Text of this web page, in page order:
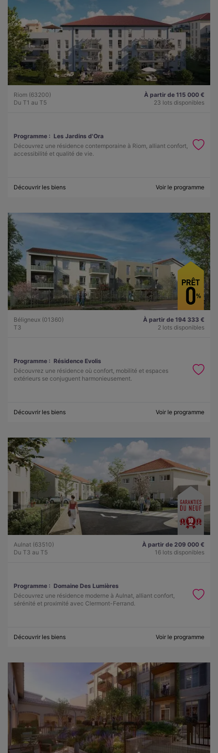
Riom (63200)
Du T1 au T5
À partir de 115 000 €
23 lots disponibles
Programme : Les Jardins d'Ora
Découvrez une résidence contemporaine à Riom, alliant confort,
accessibilité et qualité de vie.
Découvrir les biens Voir le programme
Béligneux (01360)
T3
À partir de 194 333 €
2 lots disponibles
Programme : Résidence Evolis
Découvrez une résidence où confort, mobilité et espaces
extérieurs se conjuguent harmonieusement.
Découvrir les biens Voir le programme
Aulnat (63510)
Du T3 au T5
À partir de 209 000 €
16 lots disponibles
Programme : Domaine Des Lumières
Découvrez une résidence moderne à Aulnat, alliant confort,
sérénité et proximité avec Clermont-Ferrand.
Découvrir les biens Voir le programme